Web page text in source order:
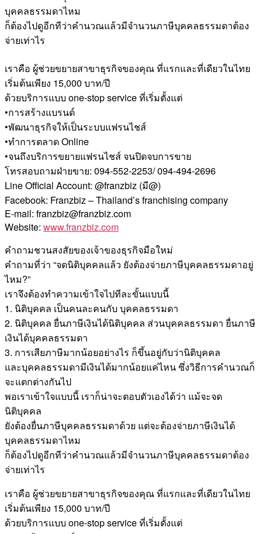
บุคคลธรรมดาไหม
ก็ต้องไปดูอีกทีว่าคำนวณแล้วมีจำนวนภาษีบุคคลธรรมดาต้อง
จ่ายเท่าไร
เราคือ ผู้ช่วยขยายสาขาธุรกิจของคุณ ที่แรกและที่เดียวในไทย
เริ่มต้นเพียง 15,000 บาท/ปี
ด้วยบริการแบบ one-stop service ที่เริ่มตั้งแต่
•การสร้างแบรนด์
•พัฒนาธุรกิจให้เป็นระบบแฟรนไชส์
•ทำการตลาด Online
•จนถึงบริการขยายแฟรนไชส์ จนปิดจบการขาย
โทรสอบถามฝ่ายขาย: 094-552-2253/ 094-494-2696
Line Official Account: @franzbiz (มี@)
Facebook: Franzbiz – Thailand’s franchising company
E-mail: franzbiz@franzbiz.com
Website: www.franzbiz.com
คำถามชวนสงสัยของเจ้าของธุรกิจมือใหม่
คำถามที่ว่า “จดนิติบุคคลแล้ว ยังต้องจ่ายภาษีบุคคลธรรมดาอยู่
ไหม?”
เราจึงต้องทำความเข้าใจไปทีละขั้นแบบนี้
1. นิติบุคคล เป็นคนละคนกับ บุคคลธรรมดา
2. นิติบุคคล ยื่นภาษีเงินได้นิติบุคคล ส่วนบุคคลธรรมดา ยื่นภาษี
เงินได้บุคคลธรรมดา
3. การเสียภาษีมากน้อยอย่างไร ก็ขึ้นอยู่กับว่านิติบุคคล
และบุคคลธรรมดามีเงินได้มากน้อยแค่ไหน ซึ่งวิธีการคำนวณก็
จะแตกต่างกันไป
พอเราเข้าใจแบบนี้ เราก็น่าจะตอบตัวเองได้ว่า แม้จะจด
นิติบุคคล
ยังต้องยื่นภาษีบุคคลธรรมดาด้วย แต่จะต้องจ่ายภาษีเงินได้
บุคคลธรรมดาไหม
ก็ต้องไปดูอีกทีว่าคำนวณแล้วมีจำนวนภาษีบุคคลธรรมดาต้อง
จ่ายเท่าไร
เราคือ ผู้ช่วยขยายสาขาธุรกิจของคุณ ที่แรกและที่เดียวในไทย
เริ่มต้นเพียง 15,000 บาท/ปี
ด้วยบริการแบบ one-stop service ที่เริ่มตั้งแต่